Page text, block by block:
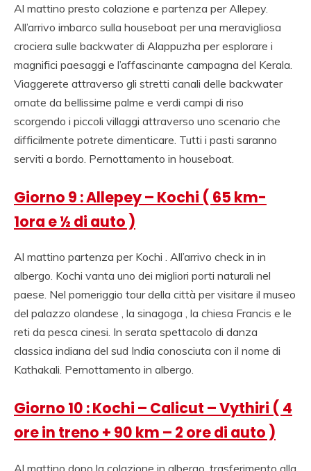
Al mattino presto colazione e partenza per Allepey.
All’arrivo imbarco sulla houseboat per una meravigliosa
crociera sulle backwater di Alappuzha per esplorare i
magnifici paesaggi e l’affascinante campagna del Kerala.
Viaggerete attraverso gli stretti canali delle backwater
ornate da bellissime palme e verdi campi di riso
scorgendo i piccoli villaggi attraverso uno scenario che
difficilmente potrete dimenticare. Tutti i pasti saranno
serviti a bordo. Pernottamento in houseboat.
Giorno 9 : Allepey – Kochi ( 65 km-
1ora e ½ di auto )
Al mattino partenza per Kochi . All’arrivo check in in
albergo. Kochi vanta uno dei migliori porti naturali nel
paese. Nel pomeriggio tour della città per visitare il museo
del palazzo olandese , la sinagoga , la chiesa Francis e le
reti da pesca cinesi. In serata spettacolo di danza
classica indiana del sud India conosciuta con il nome di
Kathakali. Pernottamento in albergo.
Giorno 10 : Kochi – Calicut – Vythiri ( 4
ore in treno + 90 km – 2 ore di auto )